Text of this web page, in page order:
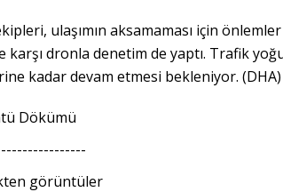
ulaşımın aksamaması için
karşı dronla denetim de yaptı. Trafik
kadar devam etmesi bekleniyor. (DHA)
Dökümü
görüntüler